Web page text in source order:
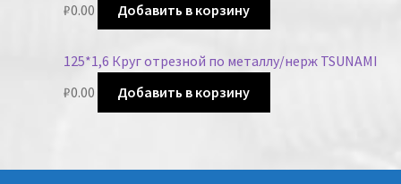
₽0.00 Добавить в корзину
125*1,6 Круг отрезной по металлу/нерж TSUNAMI
₽0.00 Добавить в корзину